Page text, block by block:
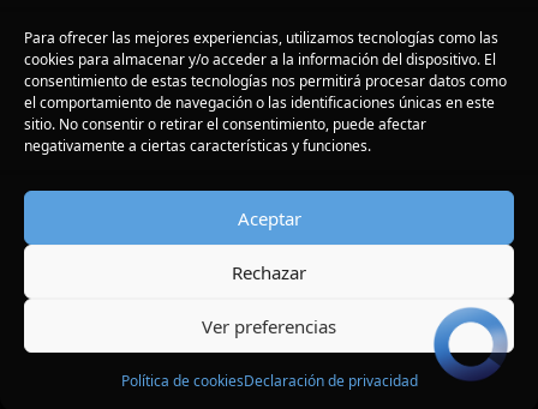
Para ofrecer las mejores experiencias, utilizamos tecnologías como las
cookies para almacenar y/o acceder a la información del dispositivo. El
consentimiento de estas tecnologías nos permitirá procesar datos como
el comportamiento de navegación o las identificaciones únicas en este
sitio. No consentir o retirar el consentimiento, puede afectar
negativamente a ciertas características y funciones.
Aceptar
Rechazar
Ver preferencias
Política de cookiesDeclaración de privacidad
Presenciales
En tu empresa
Libros
FAQs
Nuestra historia
Contacto
Conferencias motivacionales
© 2026 Mentes Expertas. Todos los derechos reservados.
Términos y condiciones de uso
Política de cookies